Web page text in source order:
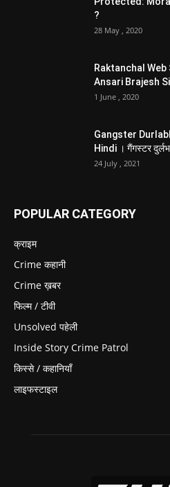
?
28 May , 2020
Raktanchal
Ansari Brajesh
1 June , 2020
Gangster
Hindi । गैंगस्टर
24 July , 2021
POPULAR CATEGORY
क्राइम
Crime कहानी
Crime ख़बर
फिल्म / टीवी
Unsolved पहेली
Inside Story Crime Patrol
किस्से / कहानियाँ
लाइफस्टाइल